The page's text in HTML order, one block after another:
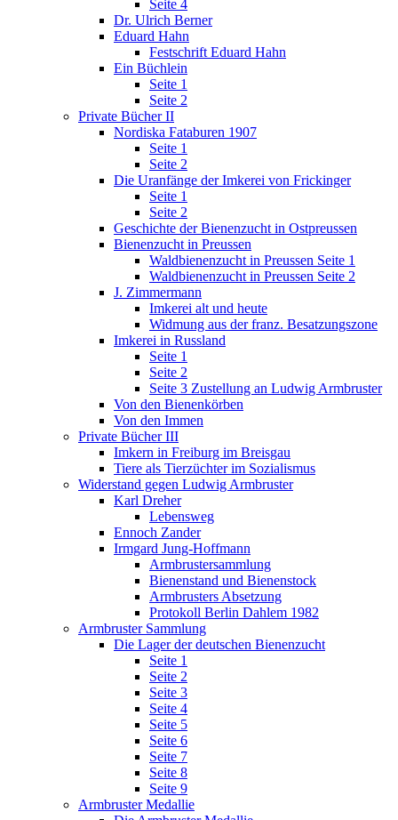
Seite 4
Dr. Ulrich Berner
Eduard Hahn
Festschrift Eduard Hahn
Ein Büchlein
Seite 1
Seite 2
Private Bücher II
Nordiska Fataburen 1907
Seite 1
Seite 2
Die Uranfänge der Imkerei von Frickinger
Seite 1
Seite 2
Geschichte der Bienenzucht in Ostpreussen
Bienenzucht in Preussen
Waldbienenzucht in Preussen Seite 1
Waldbienenzucht in Preussen Seite 2
J. Zimmermann
Imkerei alt und heute
Widmung aus der franz. Besatzungszone
Imkerei in Russland
Seite 1
Seite 2
Seite 3 Zustellung an Ludwig Armbruster
Von den Bienenkörben
Von den Immen
Private Bücher III
Imkern in Freiburg im Breisgau
Tiere als Tierzüchter im Sozialismus
Widerstand gegen Ludwig Armbruster
Karl Dreher
Lebensweg
Ennoch Zander
Irmgard Jung-Hoffmann
Armbrustersammlung
Bienenstand und Bienenstock
Armbrusters Absetzung
Protokoll Berlin Dahlem 1982
Armbruster Sammlung
Die Lager der deutschen Bienenzucht
Seite 1
Seite 2
Seite 3
Seite 4
Seite 5
Seite 6
Seite 7
Seite 8
Seite 9
Armbruster Medallie